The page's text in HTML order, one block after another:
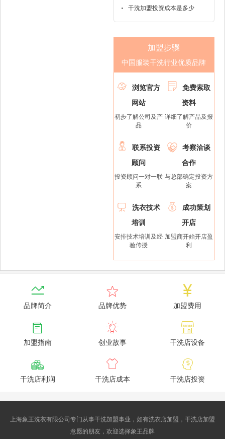
干洗加盟投资成本是多少
加盟步骤
中国服装干洗行业优质品牌

浏览官方
网站
初步了解公司及产
品

免费索取
资料
详细了解产品及报
价

联系投资
顾问
投资顾问一对一联
系

考察洽谈
合作
与总部确定投资方
案

洗衣技术
培训
安排技术培训及经
验传授

成功策划
开店
加盟商开始开店盈
利

品牌简介

品牌优势

加盟费用

加盟指南

创业故事

干洗店设备

干洗店利润

干洗店成本

干洗店投资
上海象王洗衣有限公司专门从事干洗加盟事业，如有洗衣店加盟，干洗店加盟
意愿的朋友，欢迎选择象王品牌